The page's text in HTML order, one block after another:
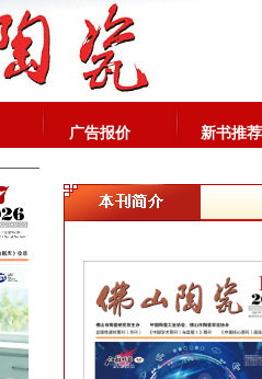
广告报价 新书推荐